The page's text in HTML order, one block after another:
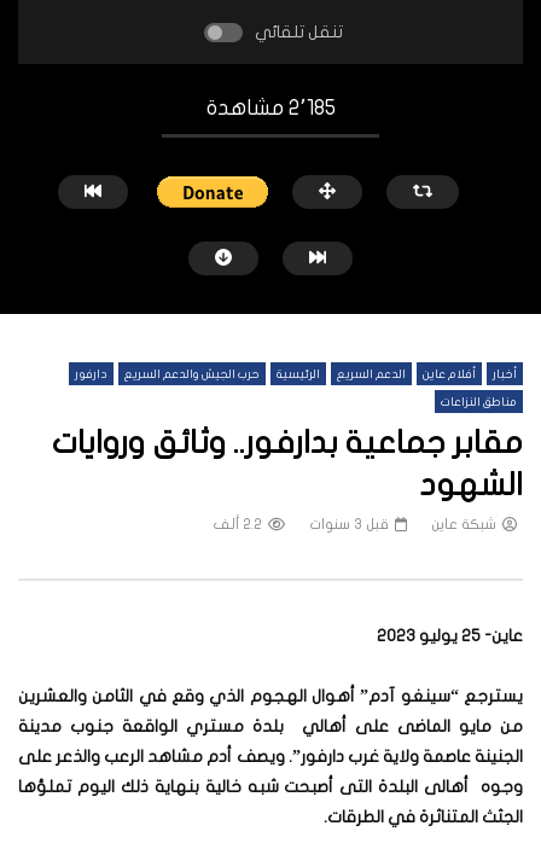
تنقل تلقائي
2٬185 مشاهدة
أخبار أفلام عاين الدعم السريع الرئيسية حرب الجيش والدعم السريع دارفور
مناطق النزاعات
مقابر جماعية بدارفور.. وثائق وروايات
الشهود
شبكة عاين قبل 3 سنوات 2.2 ألف
عاين- 25 يوليو 2023
يسترجع “سينغو آدم” أهوال الهجوم الذي وقع في الثامن والعشرين
من مايو الماضى على أهالي بلدة مستري الواقعة جنوب مدينة
الجنينة عاصمة ولاية غرب دارفور”. ويصف أدم مشاهد الرعب والذعر على
وجوه أهالى البلدة التى أصبحت شبه خالية بنهاية ذلك اليوم تملؤها
الجثث المتناثرة في الطرقات.